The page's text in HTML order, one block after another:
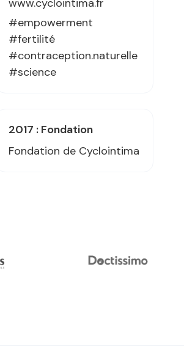
www.cyclointima.fr
#empowerment
#fertilité
#contraception.naturelle
#science
2017 : Fondation
Fondation de Cyclointima